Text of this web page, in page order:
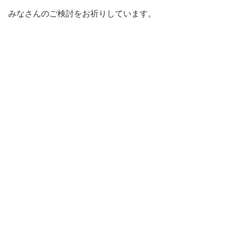
みなさんのご検討をお祈りしています。